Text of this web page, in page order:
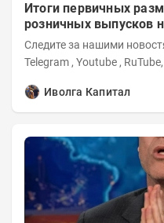
Итоги первичных
розничных выпусков
Следите за нашими
Иволга Капитал